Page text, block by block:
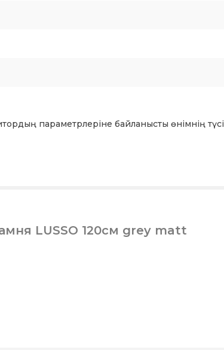
параметрлеріне байланысты өнімнің түсі
LUSSO 120см grey matt